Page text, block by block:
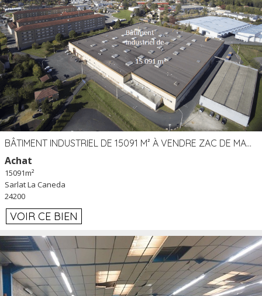
BÂTIMENT INDUSTRIEL DE 15091 M² À VENDRE ZAC DE MADRAZÈS À SARLAT (24)
Achat
15091m²
Sarlat La Caneda
24200
VOIR CE BIEN